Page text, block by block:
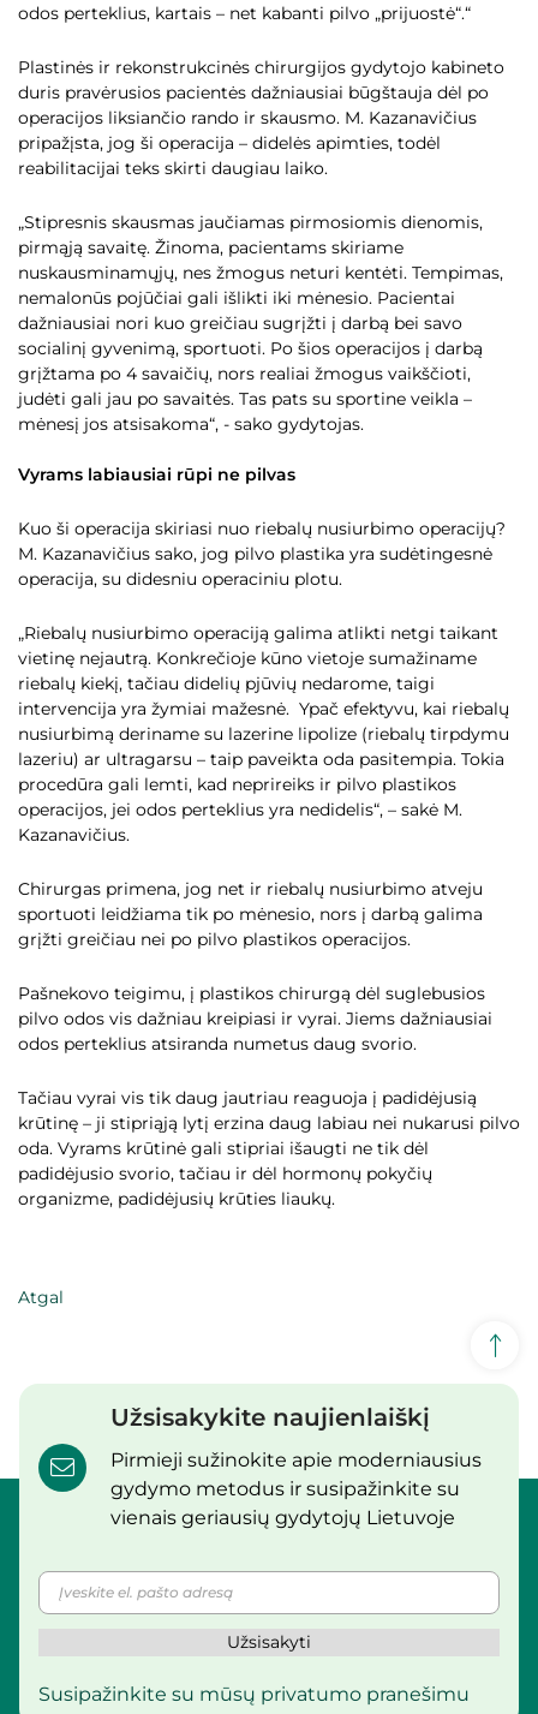
odos perteklius, kartais – net kabanti pilvo „prijuostė“.“
Plastinės ir rekonstrukcinės chirurgijos gydytojo kabineto
duris pravėrusios pacientės dažniausiai būgštauja dėl po
operacijos liksiančio rando ir skausmo. M. Kazanavičius
pripažįsta, jog ši operacija – didelės apimties, todėl
reabilitacijai teks skirti daugiau laiko.
„Stipresnis skausmas jaučiamas pirmosiomis dienomis,
pirmąją savaitę. Žinoma, pacientams skiriame
nuskausminamųjų, nes žmogus neturi kentėti. Tempimas,
nemalonūs pojūčiai gali išlikti iki mėnesio. Pacientai
dažniausiai nori kuo greičiau sugrįžti į darbą bei savo
socialinį gyvenimą, sportuoti. Po šios operacijos į darbą
grįžtama po 4 savaičių, nors realiai žmogus vaikščioti,
judėti gali jau po savaitės. Tas pats su sportine veikla –
mėnesį jos atsisakoma“, - sako gydytojas.
Vyrams labiausiai rūpi ne pilvas
Kuo ši operacija skiriasi nuo riebalų nusiurbimo operacijų?
M. Kazanavičius sako, jog pilvo plastika yra sudėtingesnė
operacija, su didesniu operaciniu plotu.
„Riebalų nusiurbimo operaciją galima atlikti netgi taikant
vietinę nejautrą. Konkrečioje kūno vietoje sumažiname
riebalų kiekį, tačiau didelių pjūvių nedarome, taigi
intervencija yra žymiai mažesnė. Ypač efektyvu, kai riebalų
nusiurbimą deriname su lazerine lipolize (riebalų tirpdymu
lazeriu) ar ultragarsu – taip paveikta oda pasitempia. Tokia
procedūra gali lemti, kad neprireiks ir pilvo plastikos
operacijos, jei odos perteklius yra nedidelis“, – sakė M.
Kazanavičius.
Chirurgas primena, jog net ir riebalų nusiurbimo atveju
sportuoti leidžiama tik po mėnesio, nors į darbą galima
grįžti greičiau nei po pilvo plastikos operacijos.
Pašnekovo teigimu, į plastikos chirurgą dėl suglebusios
pilvo odos vis dažniau kreipiasi ir vyrai. Jiems dažniausiai
odos perteklius atsiranda numetus daug svorio.
Tačiau vyrai vis tik daug jautriau reaguoja į padidėjusią
krūtinę – ji stipriąją lytį erzina daug labiau nei nukarusi pilvo
oda. Vyrams krūtinė gali stipriai išaugti ne tik dėl
padidėjusio svorio, tačiau ir dėl hormonų pokyčių
organizme, padidėjusių krūties liaukų.
Atgal
Užsisakykite naujienlaiškį
Pirmieji sužinokite apie moderniausius
gydymo metodus ir susipažinkite su
vienais geriausių gydytojų Lietuvoje
Užsisakyti
Susipažinkite su mūsų privatumo pranešimu